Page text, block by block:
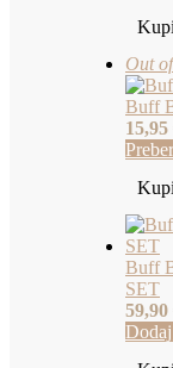
Out
Buff
15,95
Buff
SET
59,90